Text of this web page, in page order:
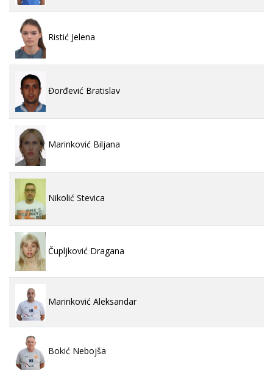
Ristić Jelena
Đorđević Bratislav
Marinković Biljana
Nikolić Stevica
Čupljković Dragana
Marinković Aleksandar
Bokić Nebojša